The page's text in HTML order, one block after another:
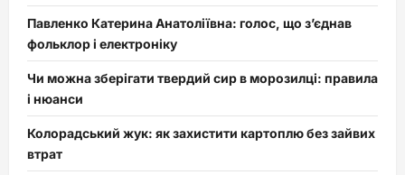
Павленко Катерина Анатоліївна: голос, що з’єднав
фольклор і електроніку
Чи можна зберігати твердий сир в морозилці: правила
і нюанси
Колорадський жук: як захистити картоплю без зайвих
втрат